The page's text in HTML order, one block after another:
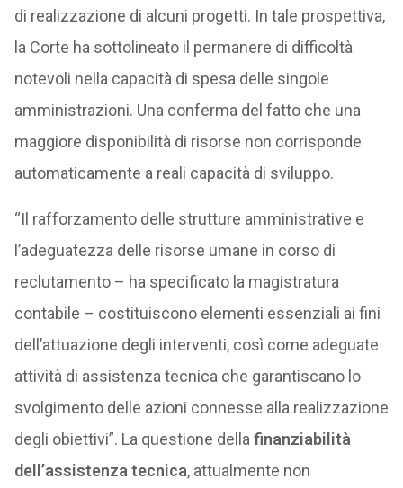
di realizzazione di alcuni progetti. In tale prospettiva,
la Corte ha sottolineato il permanere di difficoltà
notevoli nella capacità di spesa delle singole
amministrazioni. Una conferma del fatto che una
maggiore disponibilità di risorse non corrisponde
automaticamente a reali capacità di sviluppo.
“Il rafforzamento delle strutture amministrative e
l’adeguatezza delle risorse umane in corso di
reclutamento – ha specificato la magistratura
contabile – costituiscono elementi essenziali ai fini
dell’attuazione degli interventi, così come adeguate
attività di assistenza tecnica che garantiscano lo
svolgimento delle azioni connesse alla realizzazione
degli obiettivi”. La questione della finanziabilità
dell’assistenza tecnica, attualmente non